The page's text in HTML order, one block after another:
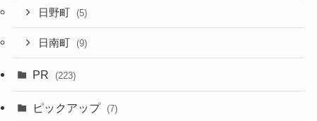
日野町 (5)
日南町 (9)
PR (223)
ピックアップ (7)